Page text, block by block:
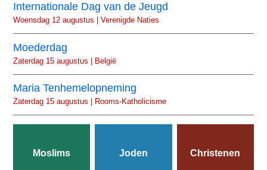
Internationale Dag van de Jeugd
Woensdag 12 augustus | Verenigde Naties
Moederdag
Zaterdag 15 augustus | België
Maria Tenhemelopneming
Zaterdag 15 augustus | Rooms-Katholicisme
Moslims Joden Christenen